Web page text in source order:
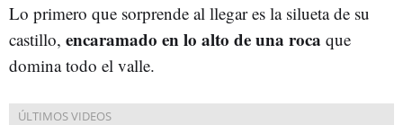
Lo primero que sorprende al llegar es la silueta de su
castillo, encaramado en lo alto de una roca que
domina todo el valle.